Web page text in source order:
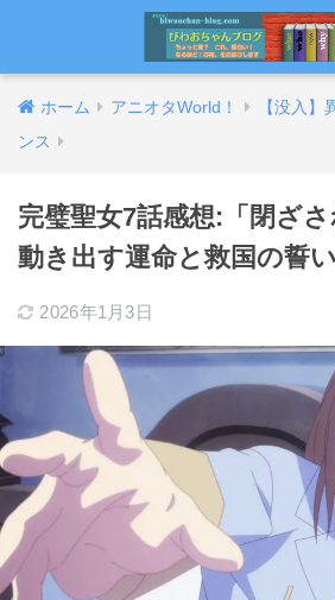
ホーム アニオタWorld！
【没入
ンス
完璧聖女7話感想:「閉ざ
動き出す運命と救国の誓い
2026年1月3日